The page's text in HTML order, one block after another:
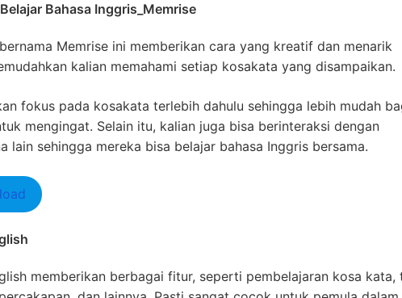
Bahasa Inggris_Memrise
Memrise ini memberikan cara yang kreatif dan menarik
kalian memahami setiap kosakata yang disampaikan.
fokus pada kosakata terlebih dahulu sehingga lebih mudah
mengingat. Selain itu, kalian juga bisa berinteraksi dengan
lain sehingga mereka bisa belajar bahasa Inggris bersama.
memberikan berbagai fitur, seperti pembelajaran kosa kata,